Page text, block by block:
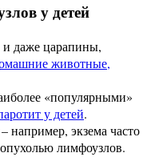
у детей
даже царапины,
животные,
«популярными»
у детей.
например, экзема часто
лимфоузлов.